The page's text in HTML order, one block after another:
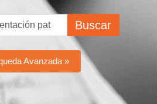
Buscar
Avanzada »